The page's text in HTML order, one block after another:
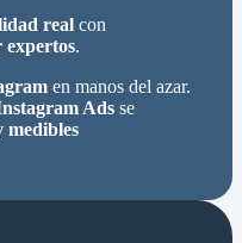
realcon
expertos.
en manos del azar.
Adsse
medibles